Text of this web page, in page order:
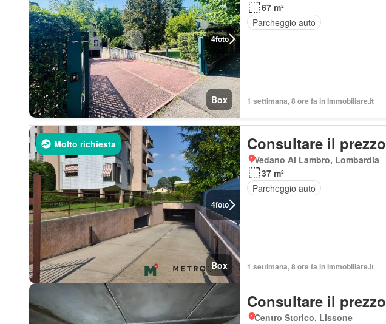
4foto
Box
67 m²
Parcheggio auto
1 settimana, 8 ore fa in Immobiliare.it
4foto
Molto richiesta
Box
Consultare il prezzo
Vedano Al Lambro, Lombardia
37 m²
Parcheggio auto
1 settimana, 8 ore fa in Immobiliare.it
Consultare il prezzo
Centro Storico, Lissone